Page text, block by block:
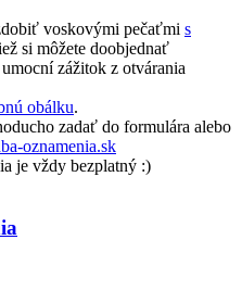
voskovými pečaťmi s
si môžete doobjednať
zážitok z otvárania
obálku.
zadať do formulára alebo
oznamenia.sk
je vždy bezplatný :)